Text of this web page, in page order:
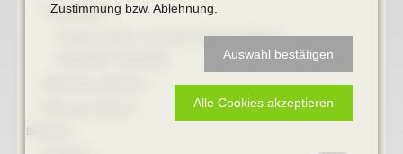
Online Bücher
100 Jahre Heimat- und Geschichtsverein Beckum
Bildarchiv
Zustimmung bzw. Ablehnung.
Auswahl bestätigen
Alle Cookies akzeptieren